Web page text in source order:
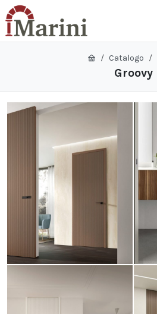
Menu
Catalogo
Groovy